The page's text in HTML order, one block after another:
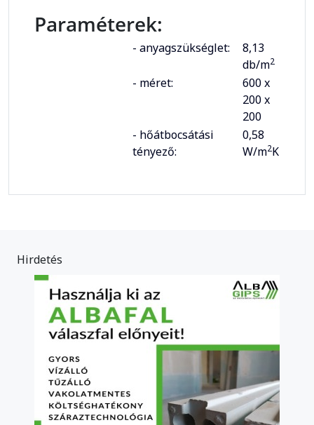
Paraméterek:
- anyagszükséglet:
8,13
db/m2
- méret:
600 x
200 x
200
- hőátbocsátási
tényező:
0,58
W/m2K
Hirdetés